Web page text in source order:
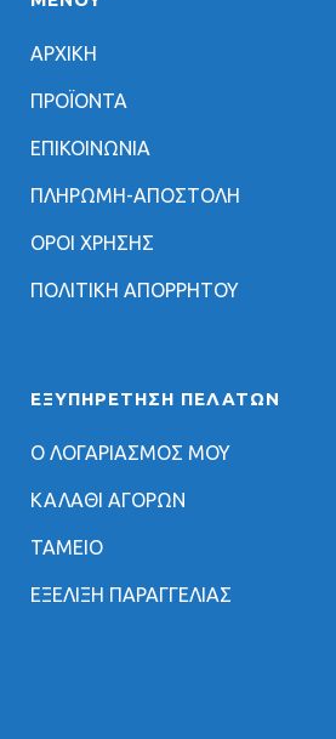
ΑΡΧΙΚΗ
ΠΡΟΪΟΝΤΑ
ΕΠΙΚΟΙΝΩΝΙΑ
ΠΛΗΡΩΜΗ-ΑΠΟΣΤΟΛΗ
ΟΡΟΙ ΧΡΗΣΗΣ
ΠΟΛΙΤΙΚΗ ΑΠΟΡΡΗΤΟΥ
ΕΞΥΠΗΡΈΤΗΣΗ ΠΕΛΑΤΏΝ
Ο ΛΟΓΑΡΙΑΣΜΟΣ ΜΟΥ
ΚΑΛΑΘΙ ΑΓΟΡΩΝ
ΤΑΜΕΙΟ
ΕΞΕΛΙΞΗ ΠΑΡΑΓΓΕΛΙΑΣ